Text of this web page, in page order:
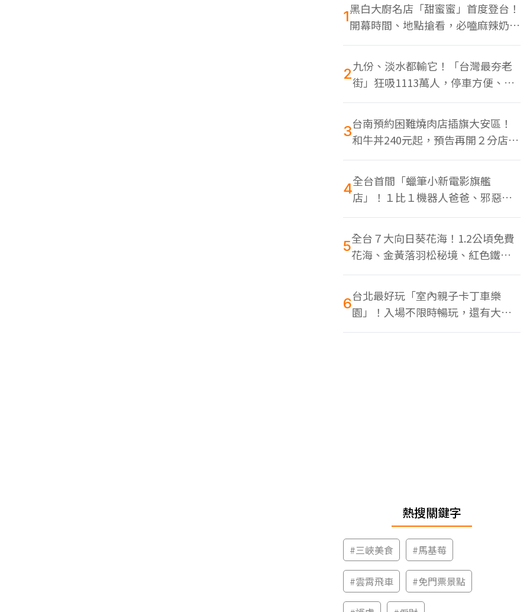
1黑白大廚名店「甜蜜蜜」首度登台！
開幕時間、地點搶看，必嗑麻辣奶油
蝦
2九份、淡水都輸它！「台灣最夯老
街」狂吸1113萬人，停車方便、特
色美食多
3台南預約困難燒肉店插旗大安區！
和牛丼240元起，預告再開２分店、
地點曝光
4全台首間「蠟筆小新電影旗艦
店」！１比１機器人爸爸、邪惡正
男，百款周邊買翻
5全台７大向日葵花海！1.2公頃免費
花海、金黃落羽松秘境、紅色鐵橋
同框
6台北最好玩「室內親子卡丁車樂
園」！入場不限時暢玩，還有大螢
幕Switch遊戲區
熱搜關鍵字
#三峽美食 #馬基莓
#雲霄飛車 #免門票景點